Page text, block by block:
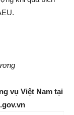
vụ Việt Nam tại